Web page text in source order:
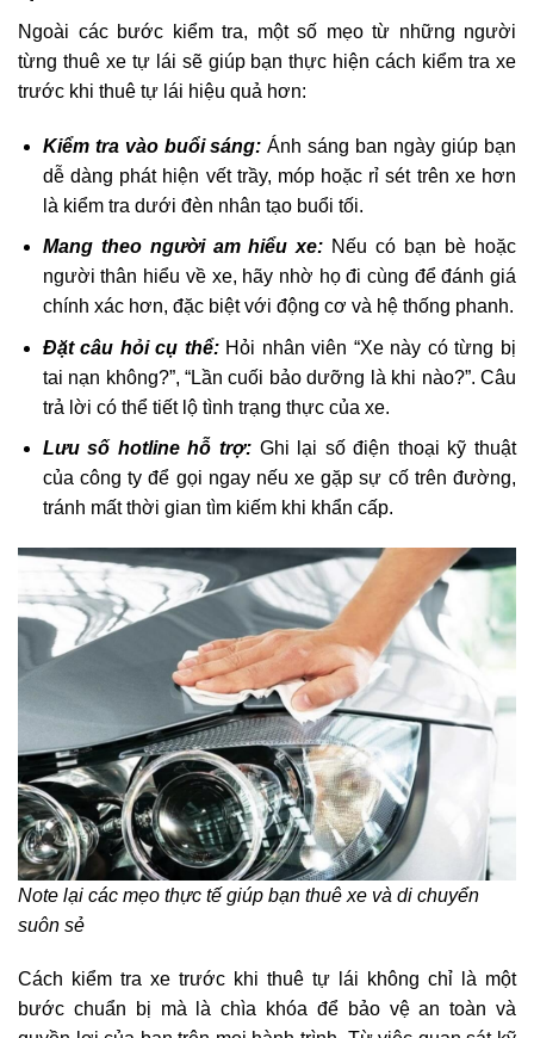
Ngoài các bước kiểm tra, một số mẹo từ những người
từng thuê xe tự lái sẽ giúp bạn thực hiện cách kiểm tra xe
trước khi thuê tự lái hiệu quả hơn:
Kiểm tra vào buổi sáng:Ánh sáng ban ngày giúp bạn
dễ dàng phát hiện vết trầy, móp hoặc rỉ sét trên xe hơn
là kiểm tra dưới đèn nhân tạo buổi tối.
Mang theo người am hiểu xe: Nếu có bạn bè hoặc
người thân hiểu về xe, hãy nhờ họ đi cùng để đánh giá
chính xác hơn, đặc biệt với động cơ và hệ thống phanh.
Đặt câu hỏi cụ thể:Hỏi nhân viên “Xe này có từng bị
tai nạn không?”, “Lần cuối bảo dưỡng là khi nào?”. Câu
trả lời có thể tiết lộ tình trạng thực của xe.
Lưu số hotline hỗ trợ: Ghi lại số điện thoại kỹ thuật
của công ty để gọi ngay nếu xe gặp sự cố trên đường,
tránh mất thời gian tìm kiếm khi khẩn cấp.
Note lại các mẹo thực tế giúp bạn thuê xe và di chuyển
suôn sẻ
Cách kiểm tra xe trước khi thuê tự lái không chỉ là một
bước chuẩn bị mà là chìa khóa để bảo vệ an toàn và